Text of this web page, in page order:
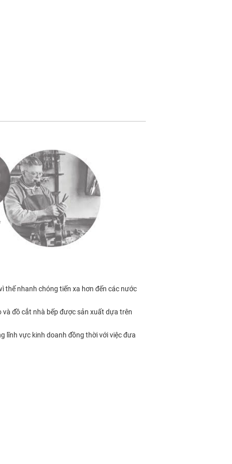
thế nhanh chóng tiến xa hơn đến các nước
và đồ cắt nhà bếp được sản xuất dựa trên
lĩnh vực kinh doanh đồng thời với việc đưa